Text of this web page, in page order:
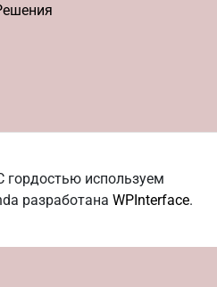
используем
разработана WPInterface.